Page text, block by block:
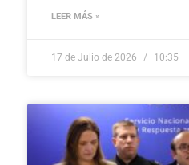
LEER MÁS »
17 de Julio de 2026 10:35